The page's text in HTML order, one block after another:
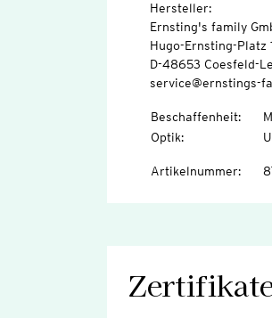
Hersteller:
Ernsting's family
Hugo-Ernsting-Platz 1
D-48653 Coesfeld-
service@ernstings-
Beschaffenheit:
Optik:
Artikelnummer: